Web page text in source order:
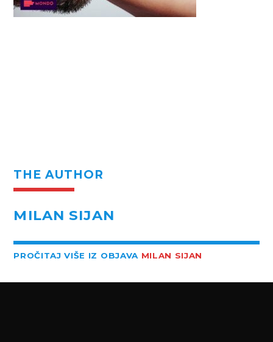
THE AUTHOR
MILAN SIJAN
PROČITAJ VIŠE IZ OBJAVA MILAN SIJAN